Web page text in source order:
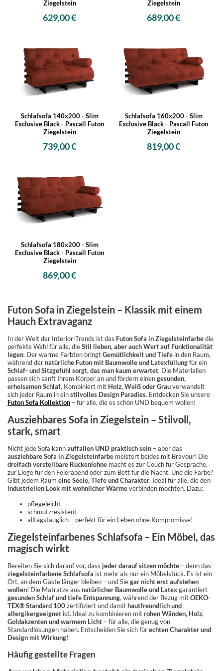
Ziegelstein
629,00 €
Ziegelstein
689,00 €
Schlafsofa 140x200 - Slim
Exclusive Black - Pascall Futon
Ziegelstein
739,00 €
Schlafsofa 160x200 - Slim
Exclusive Black - Pascall Futon
Ziegelstein
819,00 €
Schlafsofa 180x200 - Slim
Exclusive Black - Pascall Futon
Ziegelstein
869,00 €
Futon Sofa in Ziegelstein – Klassik mit einem
Hauch Extravaganz
In der Welt der Interior-Trends ist das Futon Sofa in Ziegelsteinfarbedie
perfekte Wahl für alle, dieStil lieben, aber auch Wert auf Funktionalität
legen. Der warme Farbton bringtGemütlichkeit und Tiefe in den Raum,
während dernatürliche Futon mit Baumwolle und Latexfüllungfür ein
Schlaf- und Sitzgefühl sorgt, das man kaum erwartet. Die Materialien
passen sich sanft Ihrem Körper an und fördern einengesunden,
erholsamen Schlaf. Kombiniert mit Holz, Weiß oder Grauverwandelt
sich jeder Raum in einstilvolles Design Paradies. Entdecken Sie unsere
Futon Sofa Kollektion – für alle, die es schön UND bequem wollen!
Ausziehbares Sofa in Ziegelstein – Stilvoll,
stark, smart
Nicht jede Sofa kannauffallen UND praktisch sein – aber das
ausziehbare Sofa in Ziegelsteinfarbe meistert beides mit Bravour! Die
dreifach verstellbare Rückenlehne macht es zur Couch für Gespräche,
zur Liege für den Feierabend oder zum Bett für die Nacht. Und die Farbe?
Gibt jedem Raum eine Seele, Tiefe und Charakter. Ideal für alle, die den
industriellen Look mit wohnlicher Wärmeverbinden möchten. Dazu:
pflegeleicht
schmutzresistent
alltagstauglich – perfekt für ein Leben ohne Kompromisse!
Ziegelsteinfarbenes Schlafsofa – Ein Möbel, das
magisch wirkt
Bereiten Sie sich darauf vor, dass jeder darauf sitzen möchte – denn das
ziegelsteinfarbene Schlafsofa ist mehr als nur ein Möbelstück. Es ist ein
Ort, an dem Gäste länger bleiben – und Siegar nicht erst aufstehen
wollen! Die Matratze aus natürlicher Baumwolle und Latexgarantiert
gesunden Schlaf und tiefe Entspannung, während der Bezug mitOEKO-
TEX® Standard 100zertifiziert und damithautfreundlich und
allergikergeeignet ist. Ideal zu kombinieren mitrohen Wänden, Holz,
Goldakzenten und warmem Licht – für alle, die genug von
Standardlösungen haben. Entscheiden Sie sich fürechten Charakter und
Design mit Wirkung!
Häufig gestellte Fragen